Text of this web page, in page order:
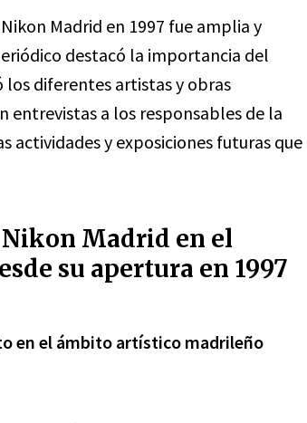
Madrid en 1997 fue amplia y
destacó la importancia del
diferentes artistas y obras
entrevistas a los responsables de la
actividades y exposiciones futuras que
Madrid en el
su apertura en 1997
en el ámbito artístico madrileño